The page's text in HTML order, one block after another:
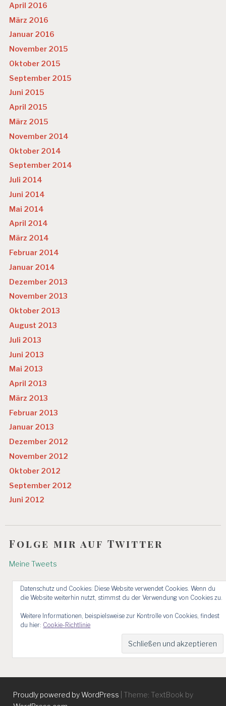
April 2016
März 2016
Januar 2016
November 2015
Oktober 2015
September 2015
Juni 2015
April 2015
März 2015
November 2014
Oktober 2014
September 2014
Juli 2014
Juni 2014
Mai 2014
April 2014
März 2014
Februar 2014
Januar 2014
Dezember 2013
November 2013
Oktober 2013
August 2013
Juli 2013
Juni 2013
Mai 2013
April 2013
März 2013
Februar 2013
Januar 2013
Dezember 2012
November 2012
Oktober 2012
September 2012
Juni 2012
Folge mir auf Twitter
Meine Tweets
Datenschutz und Cookies: Diese Website verwendet Cookies. Wenn du
die Website weiterhin nutzt, stimmst du der Verwendung von Cookies zu.
Weitere Informationen, beispielsweise zur Kontrolle von Cookies, findest
du hier: Cookie-Richtlinie
Proudly powered by WordPress
Theme: TextBook by